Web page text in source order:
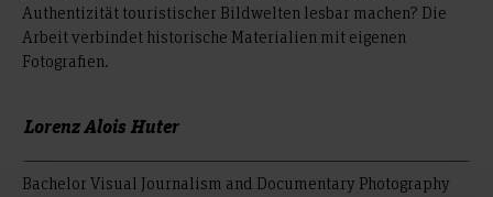
Authentizität touristischer Bildwelten lesbar machen? Die
Arbeit verbindet historische Materialien mit eigenen
Fotografien.
Lorenz Alois Huter
Bachelor Visual Journalism and Documentary Photography